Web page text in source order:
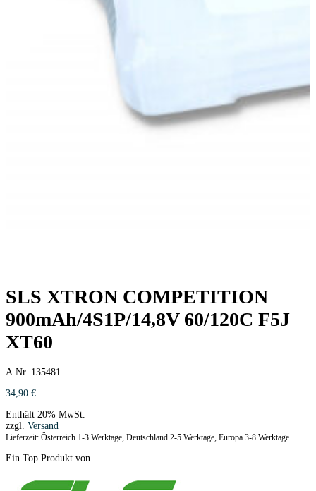
SLS XTRON COMPETITION
900mAh/4S1P/14,8V 60/120C F5J
XT60
A.Nr. 135481
34,90 €
Enthält 20% MwSt.
zzgl. Versand
Lieferzeit: Österreich 1-3 Werktage, Deutschland 2-5 Werktage, Europa 3-8 Werktage
Ein Top Produkt von